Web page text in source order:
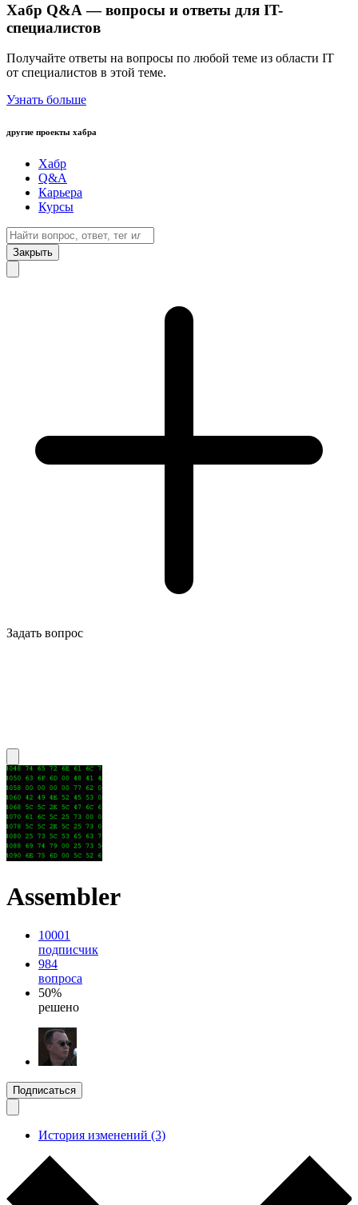
Хабр Q&A — вопросы и ответы для IT-
специалистов
Получайте ответы на вопросы по любой теме из области IT
от специалистов в этой теме.
Узнать больше
другие проекты хабра
Хабр
Q&A
Карьера
Курсы
Закрыть
Задать вопрос
Assembler
10001
подписчик
984
вопроса
50%
решено
Подписаться
История изменений (3)